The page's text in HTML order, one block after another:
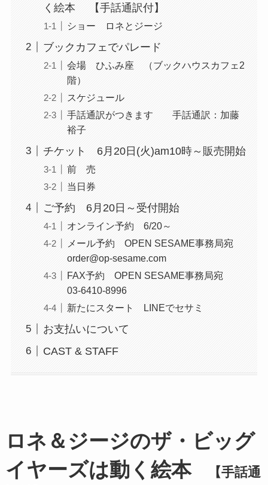
く絵本 【手話通訳付】
ショー ロネとジージ
ブックカフェでパレード
会場 ひふみ座 （ブックハウスカフェ2
階）
スケジュール
手話通訳がつきます 手話通訳：加藤
裕子
チケット 6月20日(火)am10時～販売開始
前 売
当日券
ご予約 6月20日～受付開始
オンライン予約 6/20～
メール予約 OPEN SESAME事務局宛
order@op-sesame.com
FAX予約 OPEN SESAME事務局宛
03-6410-8996
新たにスタート LINEでセサミ
お支払いについて
CAST & STAFF
ロネ＆ジージのザ・ビッグ
イヤーズは動く絵本
【手話通